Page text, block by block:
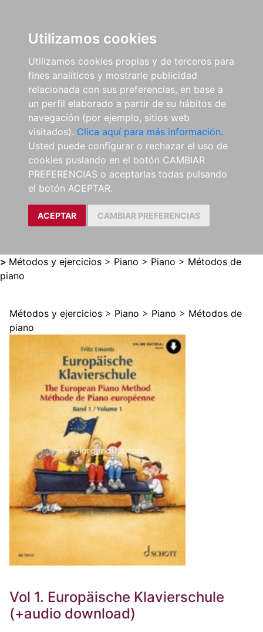
Utilizamos cookies
Utilizamos cookies propias y de terceros para
fines analíticos y mostrarle publicidad
relacionada con sus preferencias, en base a
un perfil elaborado a partir de su hábitos de
navegación (por ejemplo, sitios web
visitados). Clica aquí para más información.
Usted puede configurar o rechazar el uso de
cookies puslando en el botón CAMBIAR
PREFERENCIAS o aceptarlas todas pulsando
el botón ACEPTAR.
ACEPTAR CAMBIAR PREFERENCIAS
> Métodos y ejercicios > Piano > Piano > Métodos de
piano
Métodos y ejercicios > Piano > Piano > Métodos de
piano
Vol 1. Europäische Klavierschule
(+audio download)